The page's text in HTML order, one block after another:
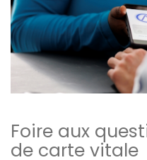
Foire aux
de carte vitale